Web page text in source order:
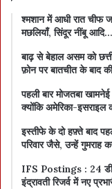
श्मशान में आधी रात चीफ
मछलियाँ, सिंदूर नींबू
बाढ़ से बेहाल असम को
फ़ोन पर बातचीत के बाद
पहली बार मोजतबा
क्योंकि अमेरिका-इसराइल
इस्तीफे के दो हफ़्ते बाद
परिवार जैसे, उन्हें गुमराह
IFS Postings : 24
इंद्रावती रिजर्व में नए